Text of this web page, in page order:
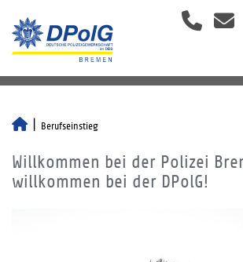
Berufseinstieg
Willkommen bei der Polizei
willkommen bei der DPolG!